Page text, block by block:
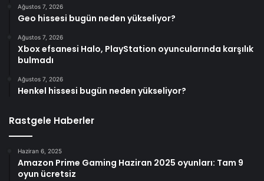
Ağustos 7, 2026
Geo hissesi bugün neden yükseliyor?
Ağustos 7, 2026
Xbox efsanesi Halo, PlayStation oyuncularında karşılık
bulmadı
Ağustos 7, 2026
Henkel hissesi bugün neden yükseliyor?
Rastgele Haberler
Haziran 6, 2025
Amazon Prime Gaming Haziran 2025 oyunları: Tam 9
oyun ücretsiz